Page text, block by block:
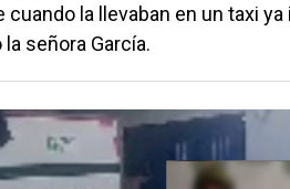
la llevaban en un taxi ya
la señora García.